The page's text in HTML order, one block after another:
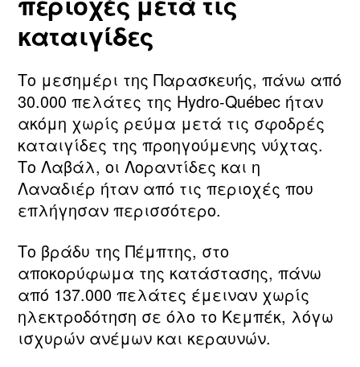
καταιγίδες
Το μεσημέρι της Παρασκευής, πάνω από
30.000 πελάτες της Hydro‑Québec ήταν
ακόμη χωρίς ρεύμα μετά τις σφοδρές
καταιγίδες της προηγούμενης νύχτας.
Το Λαβάλ, οι Λοραντίδες και η
Λαναδιέρ ήταν από τις περιοχές που
επλήγησαν περισσότερο.
Το βράδυ της Πέμπτης, στο
αποκορύφωμα της κατάστασης, πάνω
από 137.000 πελάτες έμειναν χωρίς
ηλεκτροδότηση σε όλο το Κεμπέκ, λόγω
ισχυρών ανέμων και κεραυνών.